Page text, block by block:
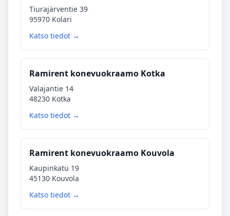
Tiurajärventie 39
95970 Kolari
Katso tiedot →
Ramirent konevuokraamo Kotka
Valajantie 14
48230 Kotka
Katso tiedot →
Ramirent konevuokraamo Kouvola
Kaupinkatu 19
45130 Kouvola
Katso tiedot →